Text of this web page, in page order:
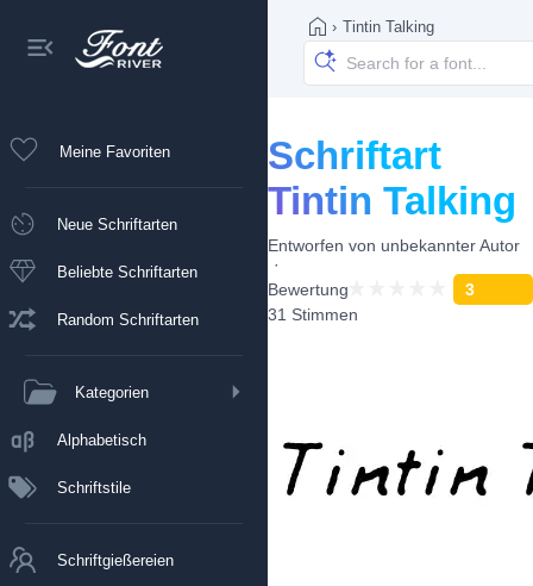
Meine Favoriten
Neue Schriftarten
Beliebte Schriftarten
Random Schriftarten
Kategorien
Alphabetisch
Schriftstile
Schriftgießereien
› Tintin Talking
Schriftart
Tintin Talking
Entworfen von unbekannter Autor
Bewertung
3
31 Stimmen